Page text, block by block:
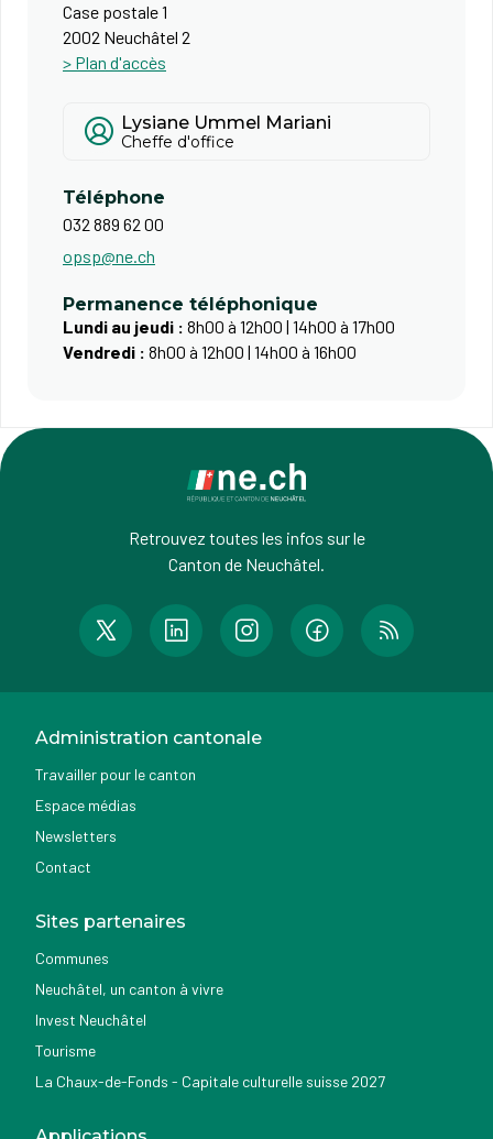
Case postale 1
2002 Neuchâtel 2
> Plan d'accès
Lysiane Ummel Mariani
Cheffe d'office
Téléphone
032 889 62 00
opsp@ne.ch
Permanence téléphonique
Lundi au jeudi : 8h00 à 12h00 | 14h00 à 17h00
Vendredi : 8h00 à 12h00 | 14h00 à 16h00
Retrouvez toutes les infos sur le
Canton de Neuchâtel.
Administration cantonale
Travailler pour le canton
Espace médias
Newsletters
Contact
Sites partenaires
Communes
Neuchâtel, un canton à vivre
Invest Neuchâtel
Tourisme
La Chaux-de-Fonds - Capitale culturelle suisse 2027